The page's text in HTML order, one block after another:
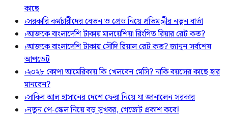
কাছে
›সরকারি কর্মচারীদের বেতন ও গ্রেড নিয়ে প্রতিমন্ত্রীর নতুন বার্তা
›আজকে বাংলাদেশি টাকায় মালয়েশিয়া রিংগিত রিয়ার রেট কত?
›আজকে বাংলাদেশি টাকায় সৌদি রিয়াল রেট কত? জানুন সর্বশেষ
আপডেট
›২০২৮ কোপা আমেরিকায় কি খেলবেন মেসি? নাকি বয়সের কাছে হার
মানবেন?
›সাকিব আল হাসানের দেশে ফেরা নিয়ে যা জানালেন সরকার
›নতুন পে-স্কেল নিয়ে বড় সুখবর, গেজেট প্রকাশ কবে!